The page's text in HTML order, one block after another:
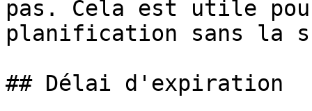
pas. Cela est utile
planification sans la
## Délai d'expiration